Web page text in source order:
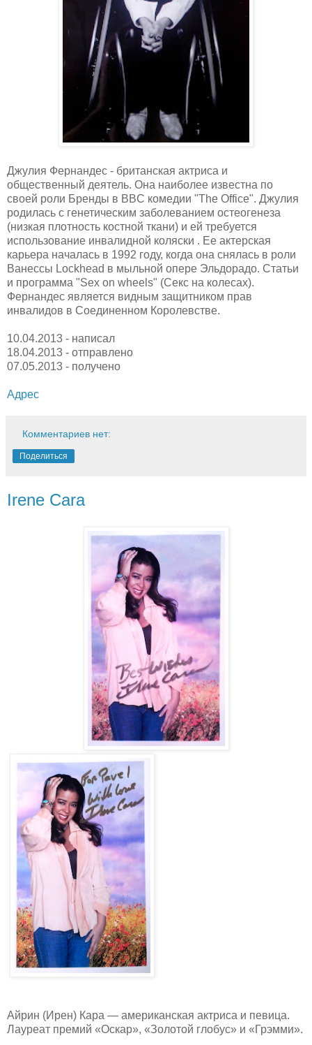
Джулия Фернандес - британская актриса и
общественный деятель. Она наиболее известна по
своей роли Бренды в BBC комедии "The Office". Джулия
родилась с генетическим заболеванием остеогенеза
(низкая плотность костной ткани) и ей требуется
использование инвалидной коляски . Ее актерская
карьера началась в 1992 году, когда она снялась в роли
Ванессы Lockhead в мыльной опере Эльдорадо. Статьи
и программа "Sex on wheels" (Секс на колесах).
Фернандес является видным защитником прав
инвалидов в Соединенном Королевстве.
10.04.2013 - написал
18.04.2013 - отправлено
07.05.2013 - получено
Адрес
Комментариев нет:
Поделиться
Irene Cara
Айрин (Ирен) Кара — американская актриса и певица.
Лауреат премий «Оскар», «Золотой глобус» и «Грэмми».